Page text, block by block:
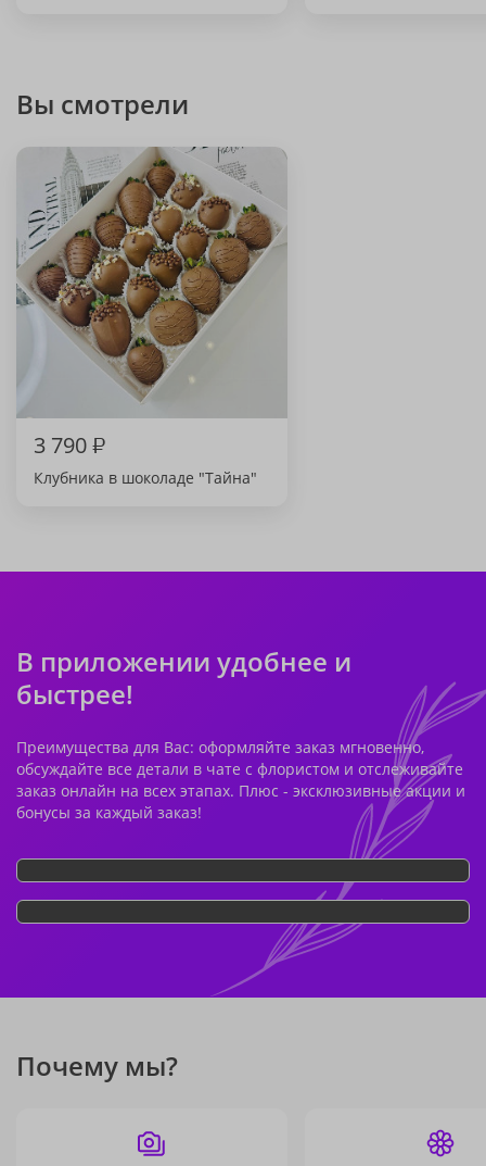
Вы смотрели
3 790₽
Клубника в шоколаде "Тайна"
В приложении удобнее и
быстрее!
Преимущества для Вас: оформляйте заказ мгновенно,
обсуждайте все детали в чате с флористом и отслеживайте
заказ онлайн на всех этапах. Плюс - эксклюзивные акции и
бонусы за каждый заказ!
Почему мы?